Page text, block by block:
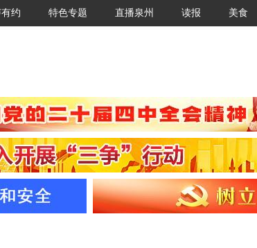
约 特色专题 直播泉州 读报 美食